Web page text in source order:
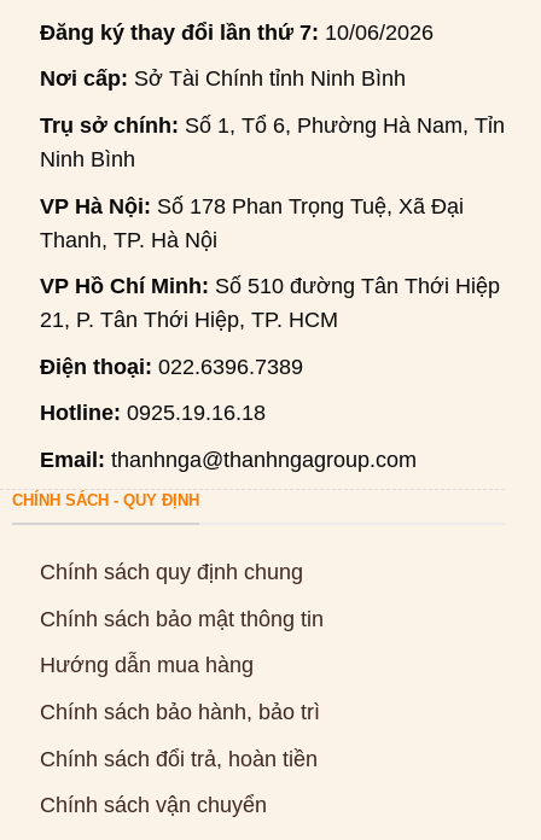
Đăng ký thay đổi lần thứ 7: 10/06/2026
Nơi cấp: Sở Tài Chính tỉnh Ninh Bình
Trụ sở chính: Số 1, Tổ 6, Phường Hà Nam, Tỉnh
Ninh Bình
VP Hà Nội: Số 178 Phan Trọng Tuệ, Xã Đại
Thanh, TP. Hà Nội
VP Hồ Chí Minh: Số 510 đường Tân Thới Hiệp
21, P. Tân Thới Hiệp, TP. HCM
Điện thoại: 022.6396.7389
Hotline: 0925.19.16.18
Email: thanhnga@thanhngagroup.com
CHÍNH SÁCH - QUY ĐỊNH
Chính sách quy định chung
Chính sách bảo mật thông tin
Hướng dẫn mua hàng
Chính sách bảo hành, bảo trì
Chính sách đổi trả, hoàn tiền
Chính sách vận chuyển